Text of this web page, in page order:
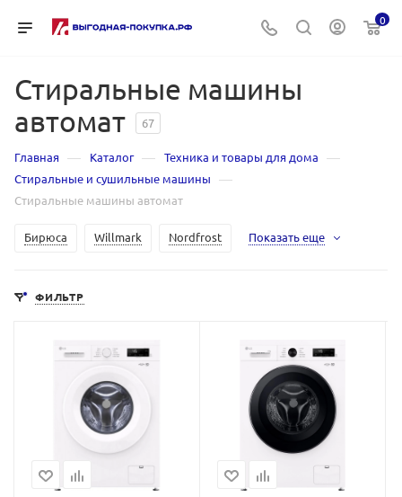
0
Стиральные машины
автомат
67
Главная — Каталог — Техника и товары для дома —
Стиральные и сушильные машины —
Стиральные машины автомат
Бирюса Willmark Nordfrost Показать еще
ФИЛЬТР